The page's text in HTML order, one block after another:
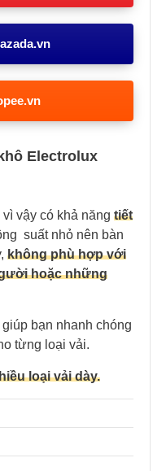
Electrolux
vì vậy có khả năng tiết
suất nhỏ nên bàn
không phù hợp với
hoặc những
giúp bạn nhanh chóng
từng loại vải.
loại vải dày.